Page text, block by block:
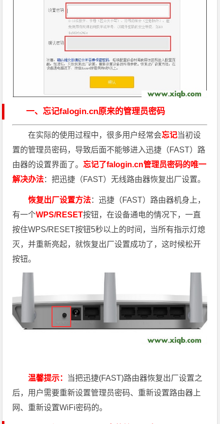
一、忘记falogin.cn原来的管理员密码
在实际的使用过程中，很多用户经常会忘记当初设
置的管理员密码，导致后面不能够进入迅捷（FAST）路
由器的设置界面了。 忘记了falogin.cn管理员密码的唯一
解决办法：把迅捷（FAST）无线路由器恢复出厂设置。
恢复出厂设置方法：迅捷（FAST）路由器机身上，
有一个WPS/RESET按钮，在设备通电的情况下，一直
按住WPS/RESET按钮5秒以上的时间，当所有指示灯熄
灭，并重新亮起，就恢复出厂设置成功了，这时候松开
按钮。
温馨提示： 当把迅捷(FAST)路由器恢复出厂设置之
后，用户需要重新设置管理员密码、重新设置路由器上
网、重新设置WiFi密码的。